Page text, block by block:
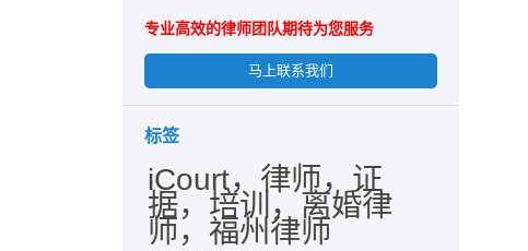
专业高效的律师团队期待为您服务
马上联系我们
标签
iCourt，律师，证
据，培训，离婚律
师，福州律师